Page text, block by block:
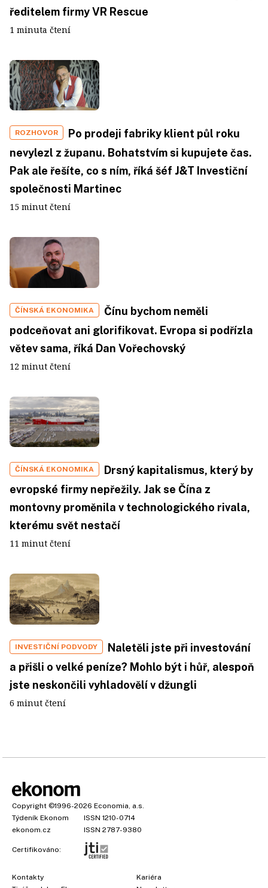
ředitelem firmy VR Rescue
1 minuta čtení
ROZHOVOR
Po prodeji fabriky klient půl roku
nevylezl z županu. Bohatstvím si kupujete čas.
Pak ale řešíte, co s ním, říká šéf J&T Investiční
společnosti Martinec
15 minut čtení
ČÍNSKÁ EKONOMIKA
Čínu bychom neměli
podceňovat ani glorifikovat. Evropa si podřízla
větev sama, říká Dan Vořechovský
12 minut čtení
ČÍNSKÁ EKONOMIKA
Drsný kapitalismus, který by
evropské firmy nepřežily. Jak se Čína z
montovny proměnila v technologického rivala,
kterému svět nestačí
11 minut čtení
INVESTIČNÍ PODVODY
Naletěli jste při investování
a přišli o velké peníze? Mohlo být i hůř, alespoň
jste neskončili vyhladovělí v džungli
6 minut čtení
Copyright ©1996-2026 Economia, a.s.
Týdeník Ekonom
ISSN 1210-0714
ekonom.cz
ISSN 2787-9380
Certifikováno:
Kontakty
Kariéra